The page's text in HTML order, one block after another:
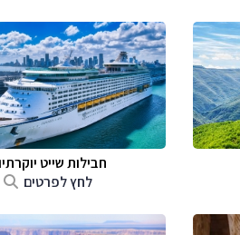
חבילות שייט
לחץ לפרטים